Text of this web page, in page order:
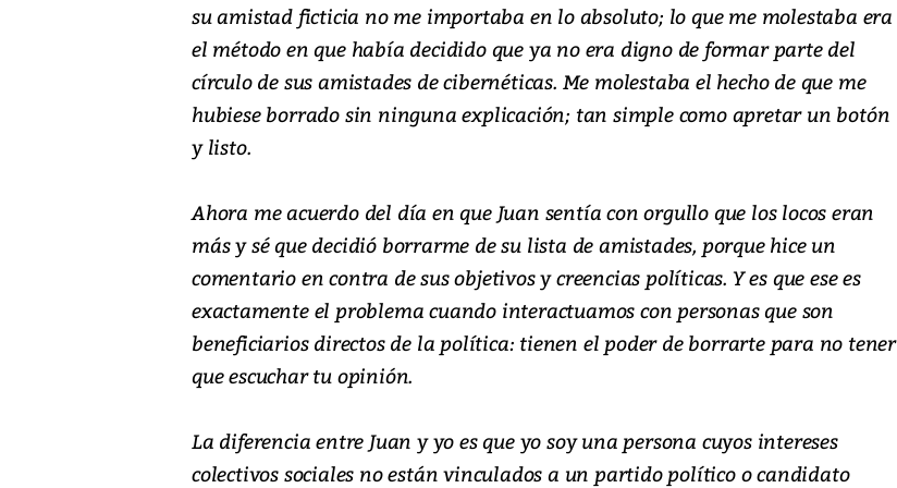
su amistad ficticia no me importaba en lo absoluto; lo que me molestaba era
el método en que había decidido que ya no era digno de formar parte del
círculo de sus amistades de cibernéticas. Me molestaba el hecho de que me
hubiese borrado sin ninguna explicación; tan simple como apretar un botón
y listo.
Ahora me acuerdo del día en que Juan sentía con orgullo que los locos eran
más y sé que decidió borrarme de su lista de amistades, porque hice un
comentario en contra de sus objetivos y creencias políticas. Y es que ese es
exactamente el problema cuando interactuamos con personas que son
beneficiarios directos de la política: tienen el poder de borrarte para no tener
que escuchar tu opinión.
La diferencia entre Juan y yo es que yo soy una persona cuyos intereses
colectivos sociales no están vinculados a un partido político o candidato